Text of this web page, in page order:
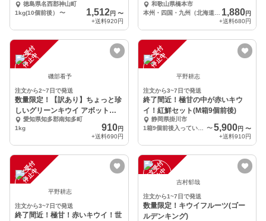
徳島県名西郡神山町
1kg(10個前後）
〜 1,512円 〜
+送料920円
25個）
和歌山県橋本市
本州・四国・九州（北海道・沖縄・離島を除く） 約1.8kg
1,880円
+送料680円
注
文
受
付
停
止
中
磯部看予
注文から2~7日で発送
数量限定！【訳あり】ちょっと珍
しいグリーンキウイ アボット
1kg愛知県知多郡南知多町
1kg
910円
+送料690円
注
文
受
付
停
止
中
平野耕志
注文から3~7日で発送
終了間近！極甘の中が赤いキウ
イ！紅鮮セット(M箱9個前後)
静岡県掛川市
1箱9個前後入っています
〜5,900円 〜
+送料910円
注
文
受
付
停
止
中
平野耕志
注文から3~7日で発送
終了間近！極甘！赤いキウイ！世
注
文
受
付
停
止
中 吉村郁哉
注文から1~7日で発送
数量限定！キウイフルーツ(ゴー
ルデンキング)